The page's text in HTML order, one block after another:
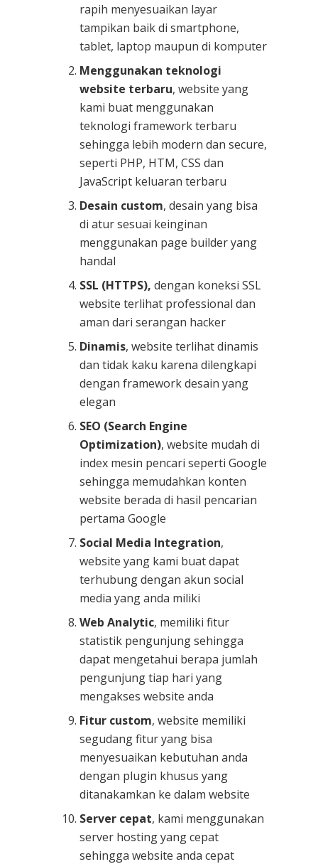
rapih menyesuaikan layar
tampikan baik di smartphone,
tablet, laptop maupun di komputer
Menggunakan teknologi
website terbaru, website yang
kami buat menggunakan
teknologi framework terbaru
sehingga lebih modern dan secure,
seperti PHP, HTM, CSS dan
JavaScript keluaran terbaru
Desain custom, desain yang bisa
di atur sesuai keinginan
menggunakan page builder yang
handal
SSL (HTTPS), dengan koneksi SSL
website terlihat professional dan
aman dari serangan hacker
Dinamis, website terlihat dinamis
dan tidak kaku karena dilengkapi
dengan framework desain yang
elegan
SEO (Search Engine
Optimization), website mudah di
index mesin pencari seperti Google
sehingga memudahkan konten
website berada di hasil pencarian
pertama Google
Social Media Integration,
website yang kami buat dapat
terhubung dengan akun social
media yang anda miliki
Web Analytic, memiliki fitur
statistik pengunjung sehingga
dapat mengetahui berapa jumlah
pengunjung tiap hari yang
mengakses website anda
Fitur custom, website memiliki
segudang fitur yang bisa
menyesuaikan kebutuhan anda
dengan plugin khusus yang
ditanakamkan ke dalam website
Server cepat, kami menggunakan
server hosting yang cepat
sehingga website anda cepat